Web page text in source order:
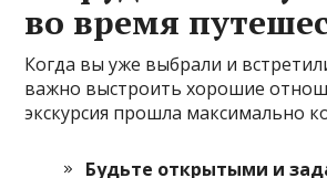
во время
Когда вы уже выбрали и
важно выстроить хорошие
экскурсия прошла максимально
Будьте открытыми и